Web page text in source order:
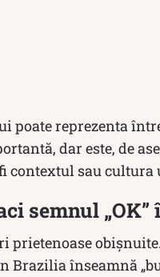
poate reprezenta
dar este, de
contextul sau cultura
semnul
Brazilia înseamnă